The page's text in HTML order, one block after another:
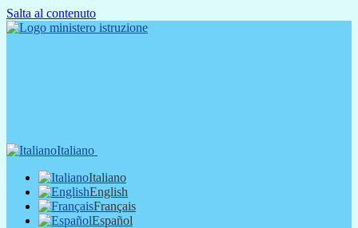
Salta al contenuto
Italiano
Italiano
English
Français
Español